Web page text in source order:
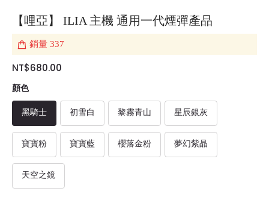
【哩亞】 ILIA 主機 通用一代煙彈產品
銷量 337
NT$680.00
顏色
黑騎士 初雪白 黎霧青山 星辰銀灰
寶寶粉 寶寶藍 櫻落金粉 夢幻紫晶
天空之鏡